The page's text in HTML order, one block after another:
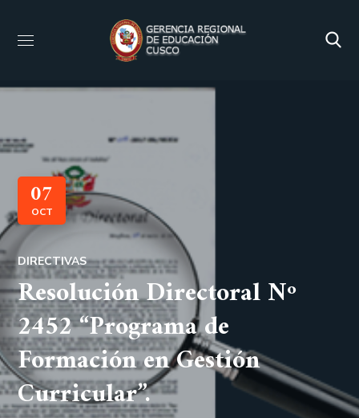
07
OCT
DIRECTIVAS
Resolución Directoral Nº
2452 “Programa de
Formación en Gestión
Curricular”.